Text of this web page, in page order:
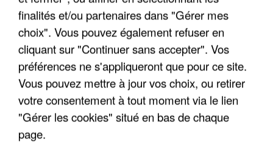
finalités et/ou partenaires dans "Gérer mes
choix". Vous pouvez également refuser en
cliquant sur "Continuer sans accepter". Vos
préférences ne s'appliqueront que pour ce site.
Vous pouvez mettre à jour vos choix, ou retirer
votre consentement à tout moment via le lien
"Gérer les cookies" situé en bas de chaque
page.